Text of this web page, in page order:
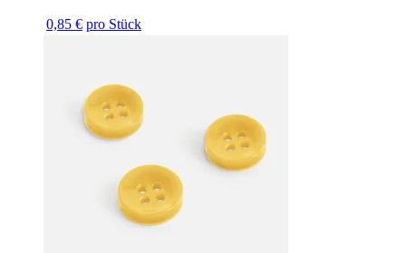
0,85 € pro Stück